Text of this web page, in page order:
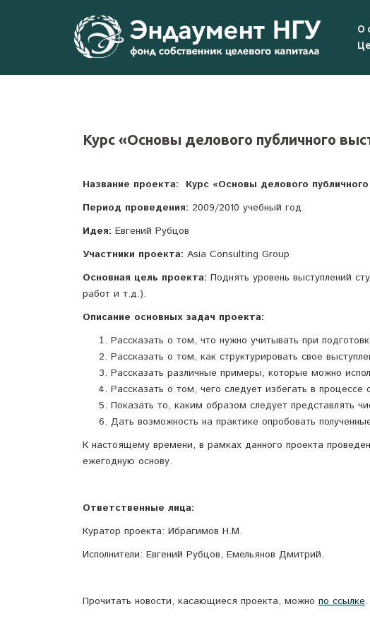
О
Курс «Основы делового публичного
Название проекта: Курс «Основы делового
Период проведения: 2009/2010 учебный год
Идея: Евгений Рубцов
Участники проекта: Asia Consulting Group
Основная цель проекта: Поднять уровень выступлений
работ и т.д.).
Описание основных задач проекта:
Рассказать о том, что нужно учитывать при
Рассказать о том, как структурировать свое
Рассказать различные примеры, которые можно
Рассказать о том, чего следует избегать в процессе
Показать то, каким образом следует представлять
Дать возможность на практике опробовать
К настоящему времени, в рамках данного проекта
ежегодную основу.
Ответственные лица:
Куратор проекта: Ибрагимов Н.М.
Исполнители: Евгений Рубцов, Емельянов Дмитрий.
Прочитать новости, касающиеся проекта, можно по ссылке.